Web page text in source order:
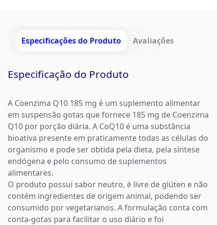
Especificações do Produto Avaliações
Especificação do Produto
A Coenzima Q10 185 mg é um suplemento alimentar
em suspensão gotas que fornece 185 mg de Coenzima
Q10 por porção diária. A CoQ10 é uma substância
bioativa presente em praticamente todas as células do
organismo e pode ser obtida pela dieta, pela síntese
endógena e pelo consumo de suplementos
alimentares.
O produto possui sabor neutro, é livre de glúten e não
contém ingredientes de origem animal, podendo ser
consumido por vegetarianos. A formulação conta com
conta-gotas para facilitar o uso diário e foi